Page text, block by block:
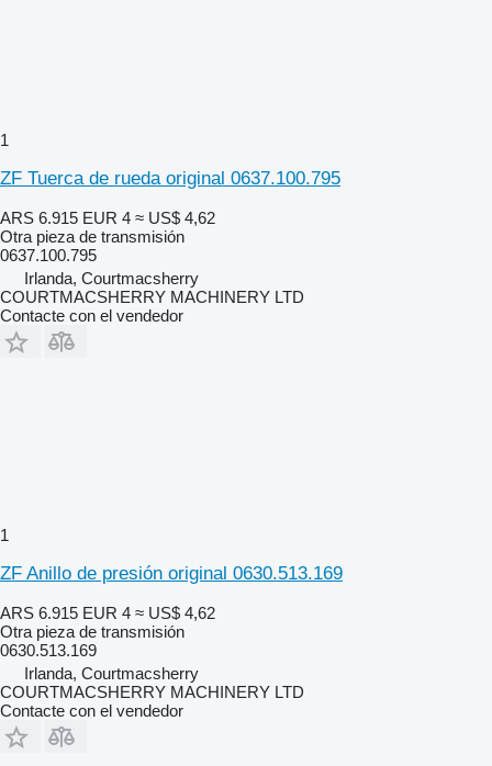
1
ZF Tuerca de rueda original 0637.100.795
ARS 6.915 EUR 4 ≈ US$ 4,62
Otra pieza de transmisión
0637.100.795
Irlanda, Courtmacsherry
COURTMACSHERRY MACHINERY LTD
Contacte con el vendedor
1
ZF Anillo de presión original 0630.513.169
ARS 6.915 EUR 4 ≈ US$ 4,62
Otra pieza de transmisión
0630.513.169
Irlanda, Courtmacsherry
COURTMACSHERRY MACHINERY LTD
Contacte con el vendedor